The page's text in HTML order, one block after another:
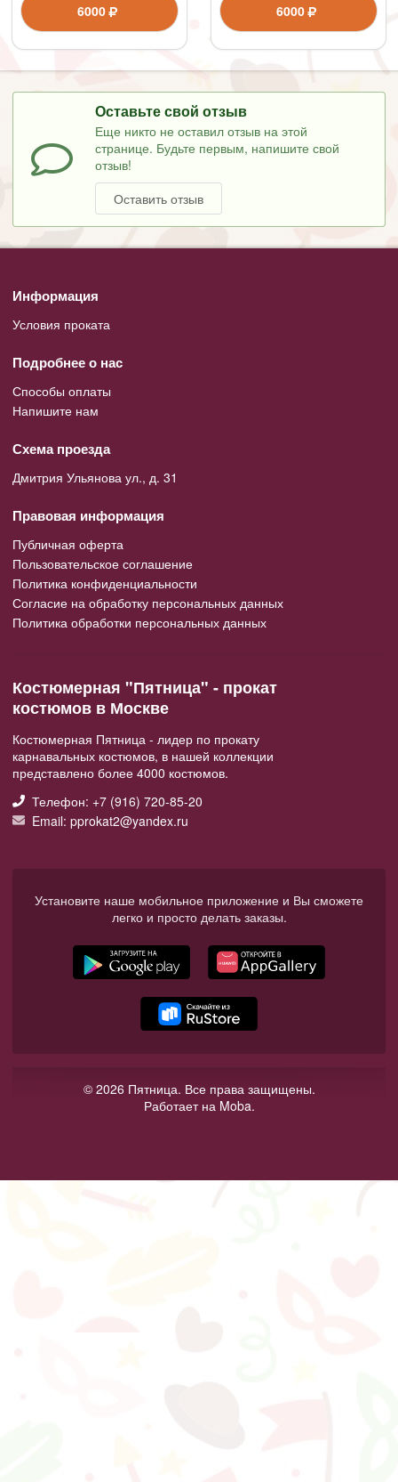
6000 6000
Оставьте свой отзыв
Еще никто не оставил отзыв на этой
странице. Будьте первым, напишите свой
отзыв!
Оставить отзыв
Информация
Условия проката
Подробнее о нас
Способы оплаты
Напишите нам
Схема проезда
Дмитрия Ульянова ул., д. 31
Правовая информация
Публичная оферта
Пользовательское соглашение
Политика конфиденциальности
Согласие на обработку персональных данных
Политика обработки персональных данных
Костюмерная "Пятница" - прокат
костюмов в Москве
Костюмерная Пятница - лидер по прокату
карнавальных костюмов, в нашей коллекции
представлено более 4000 костюмов.
Телефон: +7 (916) 720-85-20
Email: pprokat2@yandex.ru
Установите наше мобильное приложение и Вы сможете
легко и просто делать заказы.
© 2026 Пятница. Все права защищены.
Работает на Moba.